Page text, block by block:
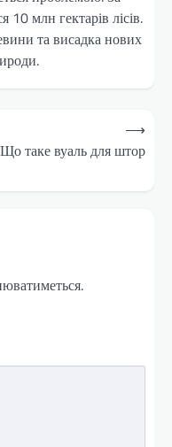
млн гектарів лісів.
та висадка нових
Що таке вуаль для штор
⟶